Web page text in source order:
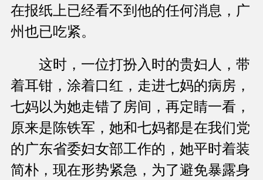
在报纸上已经看不到他的任何消息，广
州也已吃紧。
这时，一位打扮入时的贵妇人，带
着耳钳，涂着口红，走进七妈的病房，
七妈以为她走错了房间，再定睛一看，
原来是陈铁军，她和七妈都是在我们党
的广东省委妇女部工作的，她平时着装
简朴，现在形势紧急，为了避免暴露身